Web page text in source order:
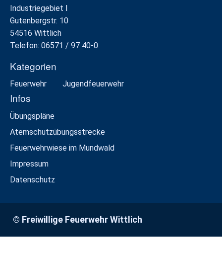
Industriegebiet I
Gutenbergstr. 10
54516 Wittlich
Telefon: 06571 / 97 40-0
Kategorien
Feuerwehr Jugendfeuerwehr
Infos
Übungspläne
Atemschutzübungsstrecke
Feuerwehrwiese im Mundwald
Impressum
Datenschutz
© Freiwillige Feuerwehr Wittlich